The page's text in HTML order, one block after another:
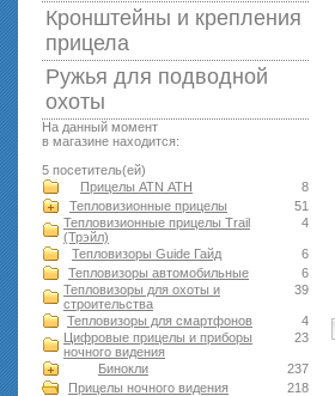
Кронштейны и крепления
прицела
Ружья для подводной
оxоты
На данный момент
в магазине находится:
5 посетитель(ей)
8
Прицелы ATN АТН
51
Тепловизионные прицелы
4
Тепловизионные прицелы Trail
(Трэйл)
6
Тепловизоры Guide Гайд
6
Тепловизоры автомобильные
39
Тепловизоры для охоты и
строительства
4
Тепловизоры для смартфонов
23
Цифровые прицелы и приборы
ночного видения
237
Бинокли
218
Прицелы ночного видения